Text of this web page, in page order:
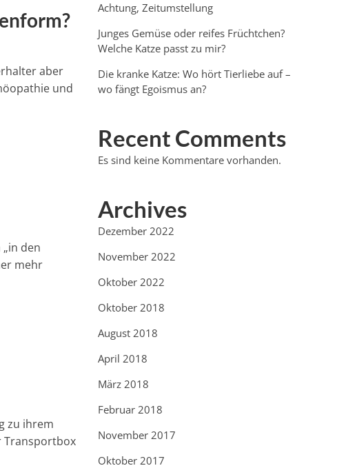
aber
und
den
mehr
zu ihrem
Transportbox
Achtung, Zeitumstellung
Junges Gemüse oder reifes Früchtchen?
Welche Katze passt zu mir?
Die kranke Katze: Wo hört Tierliebe auf –
wo fängt Egoismus an?
Recent Comments
Es sind keine Kommentare vorhanden.
Archives
Dezember 2022
November 2022
Oktober 2022
Oktober 2018
August 2018
April 2018
März 2018
Februar 2018
November 2017
Oktober 2017